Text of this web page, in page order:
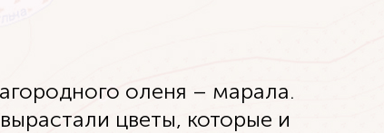
оленя – марала.
цветы, которые и